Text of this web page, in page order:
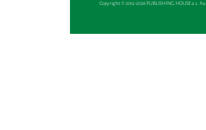
Copyright © 2012-2026 PUBLISHING HOUSE a.s.